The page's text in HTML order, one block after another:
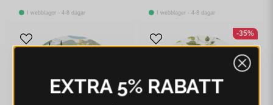
I webblager - 4-8 dagar I webblager - 4-8 dagar
-35%
EXTRA 5% RABATT